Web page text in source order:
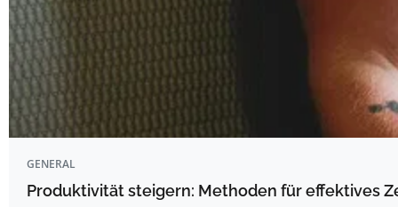
GENERAL
Produktivität steigern: Methoden für effektives